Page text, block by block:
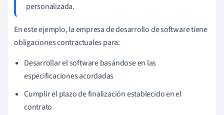
personalizada.
En este ejemplo, la empresa de desarrollo de software tiene
obligaciones contractuales para:
Desarrollar el software basándose en las
especificaciones acordadas
Cumplir el plazo de finalización establecido en el
contrato